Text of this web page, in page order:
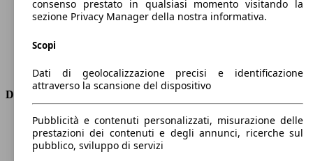
Cilindrata
1997 ccm
Carburante
Diesel
Trasmissione
Dimensioni
Lunghezza
4560 mm
Altezza
1510 mm
Larghezza
consenso prestato in qualsiasi momento visitando la
sezione Privacy Manager della nostra informativa.
Scopi
Dati di geolocalizzazione precisi e identificazione
attraverso la scansione del dispositivo
Pubblicità e contenuti personalizzati, misurazione delle
prestazioni dei contenuti e degli annunci, ricerche sul
pubblico, sviluppo di servizi